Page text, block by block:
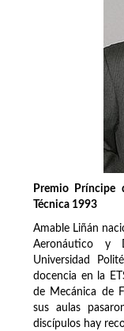
Premio Príncipe
Técnica 1993
Amable Liñán
Aeronáutico y
Universidad
docencia en la
de Mecánica de
sus aulas
discípulos hay